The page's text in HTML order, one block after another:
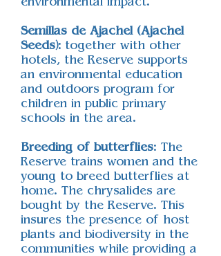
Semillas de Ajachel (Ajachel
Seeds): together with other
hotels, the Reserve supports
an environmental education
and outdoors program for
children in public primary
schools in the area.
Breeding of butterflies: The
Reserve trains women and the
young to breed butterflies at
home. The chrysalides are
bought by the Reserve. This
insures the presence of host
plants and biodiversity in the
communities while providing a